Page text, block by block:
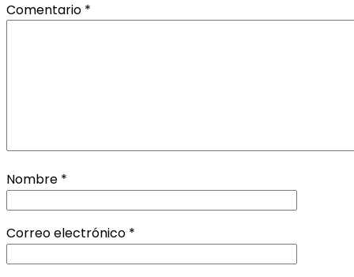
Comentario *
Nombre *
Correo electrónico *